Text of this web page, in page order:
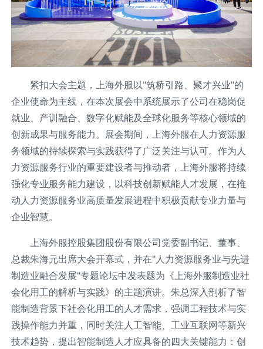
紧扣大会主题，上海外服以"筑桥引路、聚才兴业"的
企业使命为主线，在本次展会中系统展示了公司在稳岗促
就业、产训融合、数字化赋能及全球化服务等核心领域的
创新成果与服务能力。展会期间，上海外服在人力资源服
务领域的持续探索与实践获得了广泛关注与认可。作为人
力资源服务行业的重要建设者与推动者，上海外服将持续
强化专业服务能力建设，以科技创新赋能人才发展，在推
动人力资源服务业高质量发展进程中积极贡献专业力量与
企业智慧。
上海外服控股集团股份有限公司党委副书记、董事、
总裁朱海元出席大会开幕式，并在"人力资源服务业与先进
制造业融合发展"专题论坛中发表题为《上海外服制造业社
会化用工的解析与实践》的主题演讲。朱总深入剖析了智
能制造背景下社会化用工的人才需求，强调工程技术与实
践操作能力并重，同时关注人工智能、工业互联网等新兴
技术趋势，提出智能制造人才应具备的四大关键能力：创